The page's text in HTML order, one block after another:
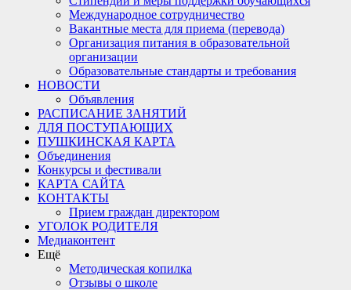
Международное сотрудничество
Вакантные места для приема (перевода)
Организация питания в образовательной
организации
Образовательные стандарты и требования
НОВОСТИ
Объявления
РАСПИСАНИЕ ЗАНЯТИЙ
ДЛЯ ПОСТУПАЮЩИХ
ПУШКИНСКАЯ КАРТА
Объединения
Конкурсы и фестивали
КАРТА САЙТА
КОНТАКТЫ
Прием граждан директором
УГОЛОК РОДИТЕЛЯ
Медиаконтент
Ещё
Методическая копилка
Отзывы о школе